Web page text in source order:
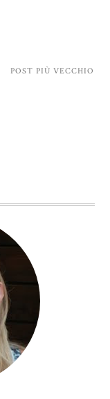
POST PIÙ VECCHIO